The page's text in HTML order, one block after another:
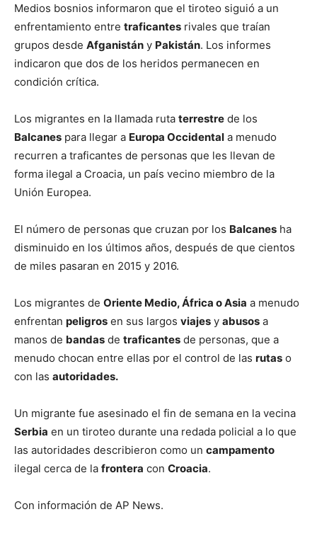
Medios bosnios informaron que el tiroteo siguió a un
enfrentamiento entre traficantes rivales que traían
grupos desde Afganistán y Pakistán. Los informes
indicaron que dos de los heridos permanecen en
condición crítica.
Los migrantes en la llamada ruta terrestre de los
Balcanes para llegar a Europa Occidental a menudo
recurren a traficantes de personas que les llevan de
forma ilegal a Croacia, un país vecino miembro de la
Unión Europea.
El número de personas que cruzan por los Balcanes ha
disminuido en los últimos años, después de que cientos
de miles pasaran en 2015 y 2016.
Los migrantes de Oriente Medio, África o Asia a menudo
enfrentan peligros en sus largos viajes y abusos a
manos de bandas de traficantes de personas, que a
menudo chocan entre ellas por el control de las rutas o
con las autoridades.
Un migrante fue asesinado el fin de semana en la vecina
Serbia en un tiroteo durante una redada policial a lo que
las autoridades describieron como un campamento
ilegal cerca de la frontera con Croacia.
Con información de AP News.